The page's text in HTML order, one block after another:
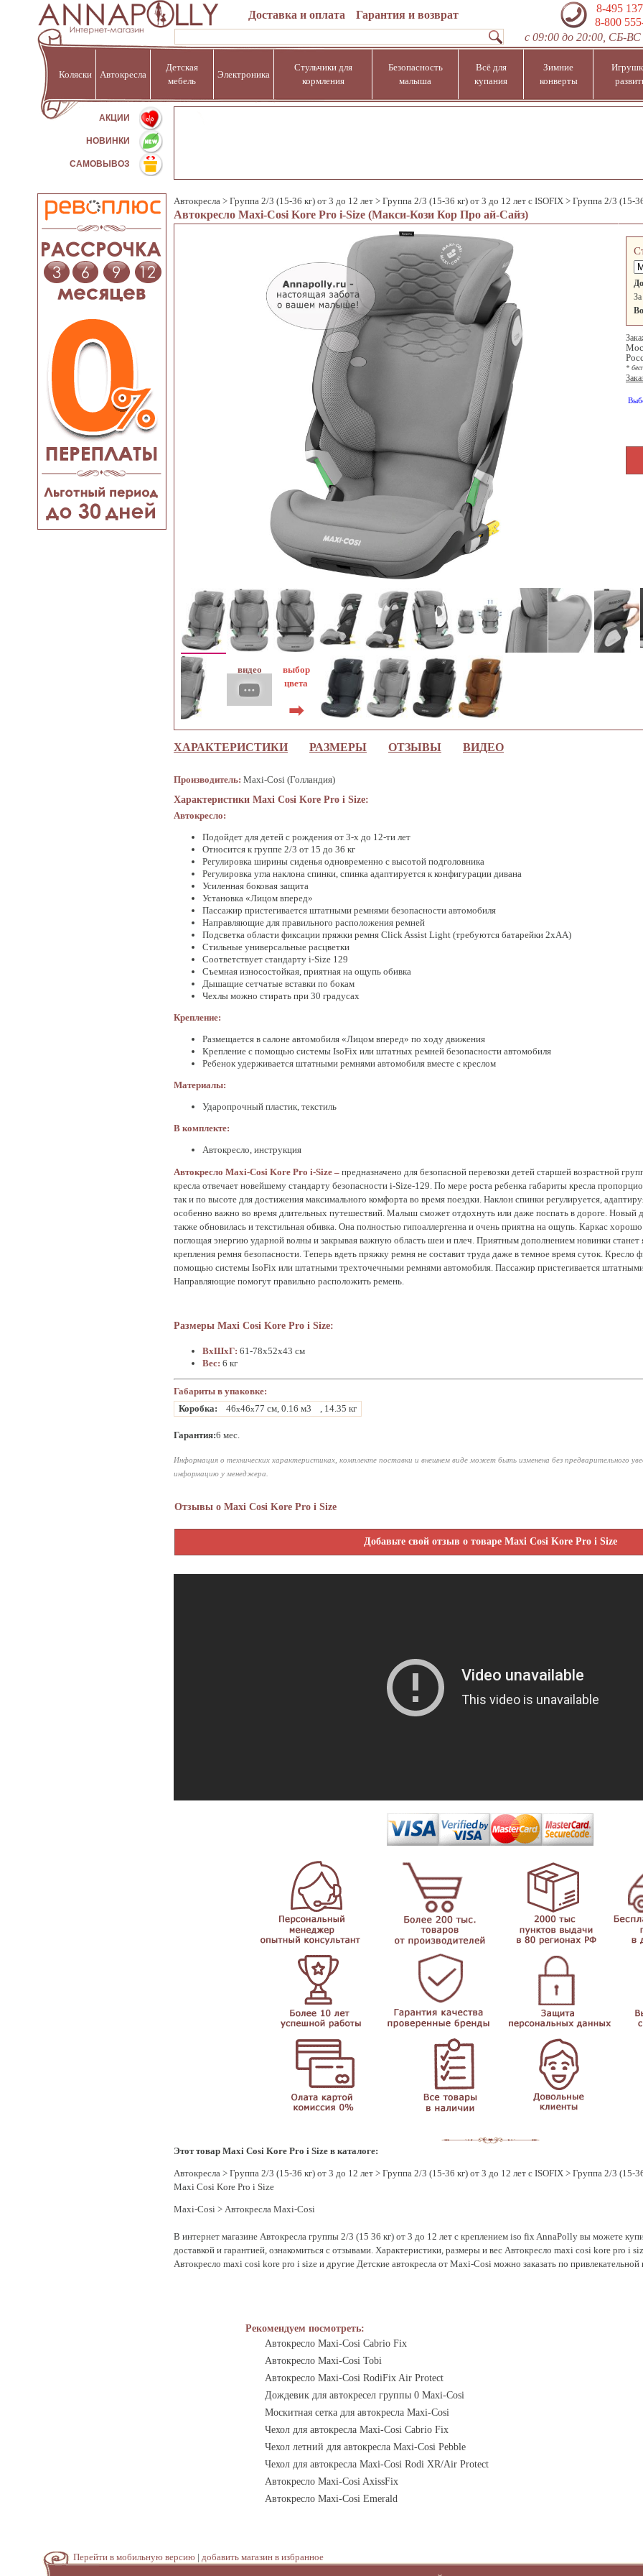
Доставка и оплата Гарантия и возврат
8-495
8-800
с 09:00 до 20:00, СБ-ВС
Коляски Автокресла
Детская
мебель
Электроника
Стульчики для
кормления
Безопасность
малыша
Всё для
купания
Зимние
конверты
АКЦИИ %
НОВИНКИ
САМОВЫВОЗ
Автокресла > Группа 2/3 (15-36 кг) от 3 до 12 лет > Группа 2/3 (15-36 кг) от 3 до 12 лет с ISOFIX > Группа 2/3 (15-
Автокресло Maxi-Cosi Kore Pro i-Size (Макси-Кози Кор Про ай-Сайз)
*
выбор
цвета
➡
ХАРАКТЕРИСТИКИ РАЗМЕРЫ ОТЗЫВЫ ВИДЕО
Производитель: Maxi-Cosi (Голландия)
Характеристики Maxi Cosi Kore Pro i Size:
Автокресло:
Подойдет для детей с рождения от 3-х до 12-ти лет
Относится к группе 2/3 от 15 до 36 кг
Регулировка ширины сиденья одновременно с высотой подголовника
Регулировка угла наклона спинки, спинка адаптируется к конфигурации дивана
Усиленная боковая защита
Установка «Лицом вперед»
Пассажир пристегивается штатными ремнями безопасности автомобиля
Направляющие для правильного расположения ремней
Подсветка области фиксации пряжки ремня Click Assist Light (требуются батарейки 2хАА)
Стильные универсальные расцветки
Соответствует стандарту i-Size 129
Съемная износостойкая, приятная на ощупь обивка
Дышащие сетчатые вставки по бокам
Чехлы можно стирать при 30 градусах
Крепление:
Размещается в салоне автомобиля «Лицом вперед» по ходу движения
Крепление с помощью системы IsoFix или штатных ремней безопасности автомобиля
Ребенок удерживается штатными ремнями автомобиля вместе с креслом
Материалы:
Ударопрочный пластик, текстиль
В комплекте:
Автокресло, инструкция
Автокресло Maxi-Cosi Kore Pro i-Size – предназначено для безопасной перевозки детей старшей возрастной
кресла отвечает новейшему стандарту безопасности i-Size-129. По мере роста ребенка габариты кресла
так и по высоте для достижения максимального комфорта во время поездки. Наклон спинки регулируется,
особенно важно во время длительных путешествий. Малыш сможет отдохнуть или даже поспать в дороге. Новый
также обновилась и текстильная обивка. Она полностью гипоаллергенна и очень приятна на ощупь. Каркас
поглощая энергию ударной волны и закрывая важную область шеи и плеч. Приятным дополнением новинки станет
крепления ремня безопасности. Теперь вдеть пряжку ремня не составит труда даже в темное время суток. Кресло
помощью системы IsoFix или штатными трехточечными ремнями автомобиля. Пассажир пристегивается
Направляющие помогут правильно расположить ремень.
Размеры Maxi Cosi Kore Pro i Size:
ВхШхГ: 61-78х52х43 см
Вес: 6 кг
Габариты в упаковке:
Коробка:
46x46x77 см, 0.16 м3 , 14.35 кг
Гарантия:6 мес.
Информация о технических характеристиках, комплекте поставки и внешнем виде может быть изменена без предварительного
информацию у менеджера.
Отзывы о Maxi Cosi Kore Pro i Size
Добавьте свой отзыв о товаре Maxi Cosi Kore Pro i Size
Этот товар Maxi Cosi Kore Pro i Size в каталоге:
Автокресла > Группа 2/3 (15-36 кг) от 3 до 12 лет > Группа 2/3 (15-36 кг) от 3 до 12 лет с ISOFIX > Группа 2/3 (15-
Maxi Cosi Kore Pro i Size
Maxi-Cosi > Автокресла Maxi-Cosi
В интернет магазине Автокресла группы 2/3 (15 36 кг) от 3 до 12 лет с креплением iso fix AnnaPolly вы можете
доставкой и гарантией, ознакомиться с отзывами. Характеристики, размеры и вес Автокресло maxi cosi kore pro i
Автокресло maxi cosi kore pro i size и другие Детские автокресла от Maxi-Cosi можно заказать по привлекательной
Рекомендуем посмотреть:
Автокресло Maxi-Cosi Cabrio Fix
Автокресло Maxi-Cosi Tobi
Автокресло Maxi-Cosi RodiFix Air Protect
Дождевик для автокресел группы 0 Maxi-Cosi
Москитная сетка для автокресла Maxi-Cosi
Чехол для автокресла Maxi-Cosi Cabrio Fix
Чехол летний для автокресла Maxi-Cosi Pebble
Чехол для автокресла Maxi-Cosi Rodi XR/Air Protect
Автокресло Maxi-Cosi AxissFix
Автокресло Maxi-Cosi Emerald
Перейти в мобильную версию | добавить магазин в избранное